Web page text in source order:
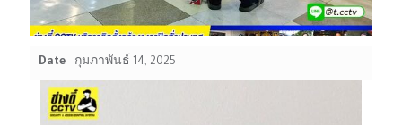
Date กุมภาพันธ์ 14, 2025